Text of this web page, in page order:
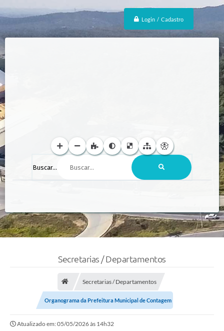
Login / Cadastro
Buscar...
Secretarias / Departamentos
Secretarias / Departamentos
Organograma da Prefeitura Municipal de Contagem
Atualizado em: 05/05/2026 às 14h32